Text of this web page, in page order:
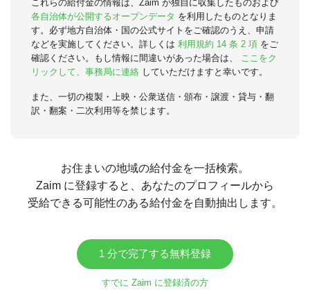
これらの給付金の情報は、Zaim が独自に収集したものおよび
各自治体が公開するオープンデータ を利用したものとなりま
す。必ず地方自治体・国の公式サイトをご確認のうえ、申請
などを実施してください。詳しくは 利用規約 14 条 2 項 をご
確認ください。もし情報に間違いがあった場合は、
ここをク
リックして、事務局に連絡 していただけますと幸いです。
また、一切の複製・上映・公衆送信・頒布・譲渡・貸与・翻
訳・翻案・二次利用等を禁じます。
お住まいの地域の給付金を一括検索。
Zaim に登録すると、あなたのプロフィールから
受給できる可能性のある給付金を自動抽出します。
1 分で完了する無料登録
すでに Zaim に登録済の方